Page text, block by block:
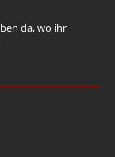
da, wo ihr